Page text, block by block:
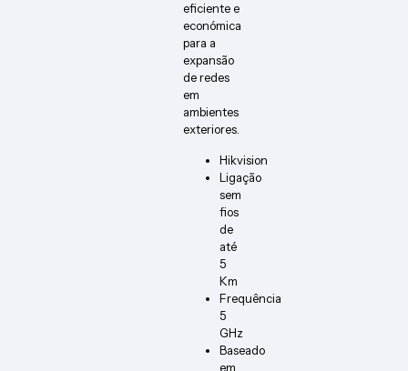
eficiente e
económica
para a
expansão
de redes
em
ambientes
exteriores.
Hikvision
Ligação
sem
fios
de
até
5
Km
Frequência
5
GHz
Baseado
em